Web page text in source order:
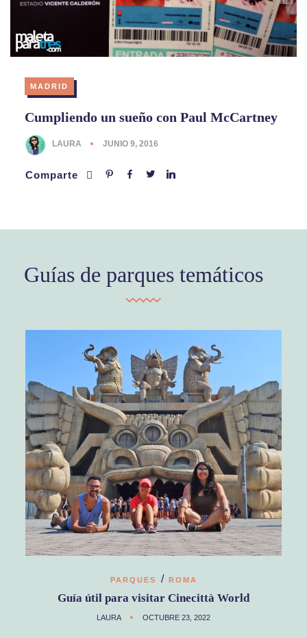
MADRID
Cumpliendo un sueño con Paul McCartney
LAURA JUNIO 9, 2016
Comparte
Guías de parques temáticos
PARQUES / ROMA
Guía útil para visitar Cinecittà World
LAURA OCTUBRE 23, 2022